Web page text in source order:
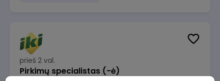
prieš 2 val.
Pirkimų specialistas (-ė)